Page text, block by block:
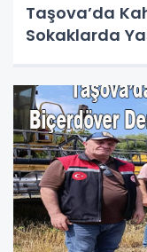
Taşova’da
Sokaklarda